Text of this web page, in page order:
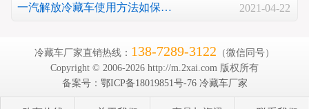
一汽解放冷藏车使用方法如保… 2021-04-22
冷藏车厂家直销热线： 138-7289-3122 （微信同号）
Copyright © 2006-2026 http://m.2xai.com 版权所有
备案号： 鄂ICP备18019851号-76 冷藏车厂家